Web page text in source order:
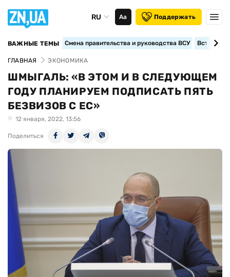
RU Аа Поддержать
ВАЖНЫЕ ТЕМЫ Смена правительства и руководства ВСУ
ГЛАВНАЯ ЭКОНОМИКА
ШМЫГАЛЬ: «В ЭТОМ И В СЛЕДУЮЩЕМ
ГОДУ ПЛАНИРУЕМ ПОДПИСАТЬ ПЯТЬ
БЕЗВИЗОВ С ЕС»
12 января, 2022, 13:56
Поделиться